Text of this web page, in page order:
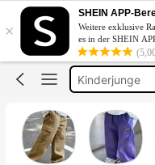
×
SHEIN APP-
Weitere exklusive
es in der SHEIN
Hose Junge
Jogginghose
Kinderjunge
Chino Hose
Hose Junge